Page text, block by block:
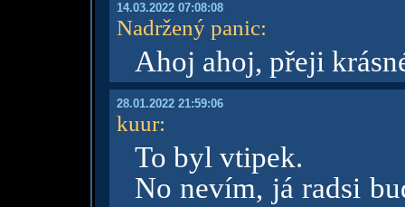
14.03.2022 07:08:08
Nadržený panic:
Ahoj ahoj, přeji
28.01.2022 21:59:06
kuur:
To byl vtipek.
No nevím, já radsi